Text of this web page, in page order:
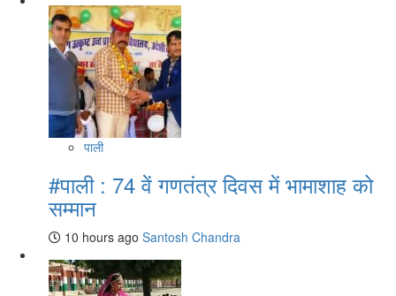
पाली
#पाली : 74 वें गणतंत्र दिवस में भामाशाह को
सम्मान
10 hours ago Santosh Chandra